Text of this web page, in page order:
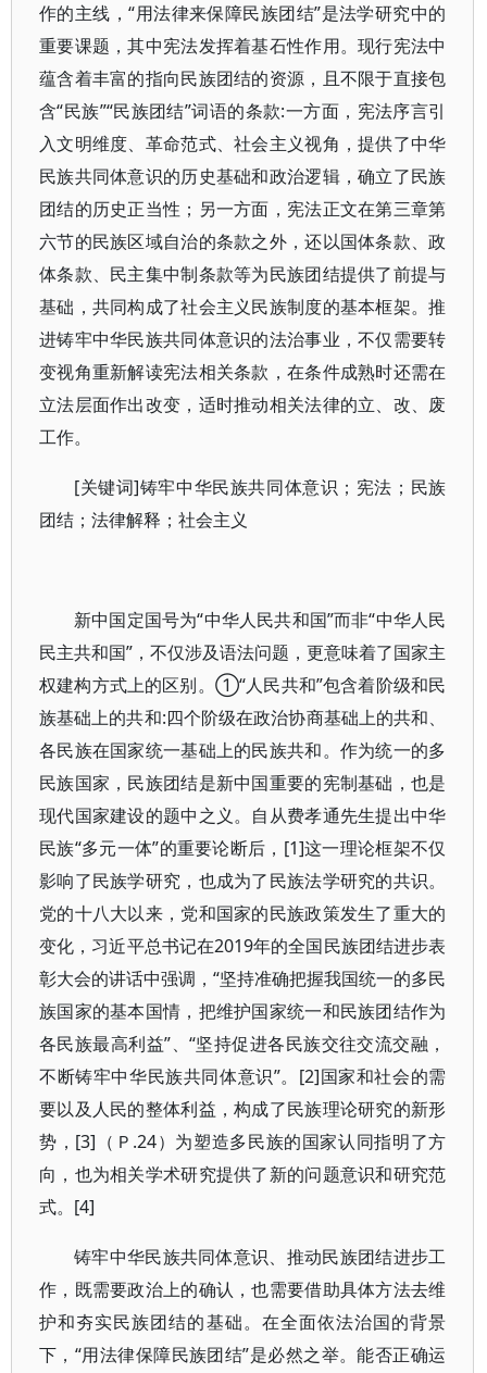
作的主线，“用法律来保障民族团结”是法学研究中的
重要课题，其中宪法发挥着基石性作用。现行宪法中
蕴含着丰富的指向民族团结的资源，且不限于直接包
含“民族”“民族团结”词语的条款:一方面，宪法序言引
入文明维度、革命范式、社会主义视角，提供了中华
民族共同体意识的历史基础和政治逻辑，确立了民族
团结的历史正当性；另一方面，宪法正文在第三章第
六节的民族区域自治的条款之外，还以国体条款、政
体条款、民主集中制条款等为民族团结提供了前提与
基础，共同构成了社会主义民族制度的基本框架。推
进铸牢中华民族共同体意识的法治事业，不仅需要转
变视角重新解读宪法相关条款，在条件成熟时还需在
立法层面作出改变，适时推动相关法律的立、改、废
工作。
[关键词]铸牢中华民族共同体意识；宪法；民族
团结；法律解释；社会主义
新中国定国号为“中华人民共和国”而非“中华人民
民主共和国”，不仅涉及语法问题，更意味着了国家主
权建构方式上的区别。①“人民共和”包含着阶级和民
族基础上的共和:四个阶级在政治协商基础上的共和、
各民族在国家统一基础上的民族共和。作为统一的多
民族国家，民族团结是新中国重要的宪制基础，也是
现代国家建设的题中之义。自从费孝通先生提出中华
民族“多元一体”的重要论断后，[1]这一理论框架不仅
影响了民族学研究，也成为了民族法学研究的共识。
党的十八大以来，党和国家的民族政策发生了重大的
变化，习近平总书记在2019年的全国民族团结进步表
彰大会的讲话中强调，“坚持准确把握我国统一的多民
族国家的基本国情，把维护国家统一和民族团结作为
各民族最高利益”、“坚持促进各民族交往交流交融，
不断铸牢中华民族共同体意识”。[2]国家和社会的需
要以及人民的整体利益，构成了民族理论研究的新形
势，[3]（Ｐ.24）为塑造多民族的国家认同指明了方
向，也为相关学术研究提供了新的问题意识和研究范
式。[4]
铸牢中华民族共同体意识、推动民族团结进步工
作，既需要政治上的确认，也需要借助具体方法去维
护和夯实民族团结的基础。在全面依法治国的背景
下，“用法律保障民族团结”是必然之举。能否正确运